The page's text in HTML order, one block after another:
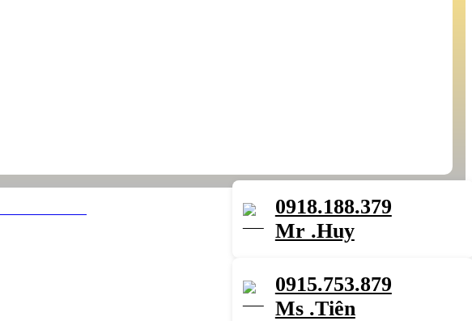
0918.188.379
Mr .Huy
0915.753.879
Ms .Tiên